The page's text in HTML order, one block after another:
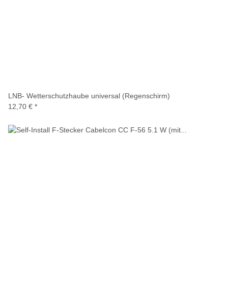
LNB- Wetterschutzhaube universal (Regenschirm)
12,70 € *